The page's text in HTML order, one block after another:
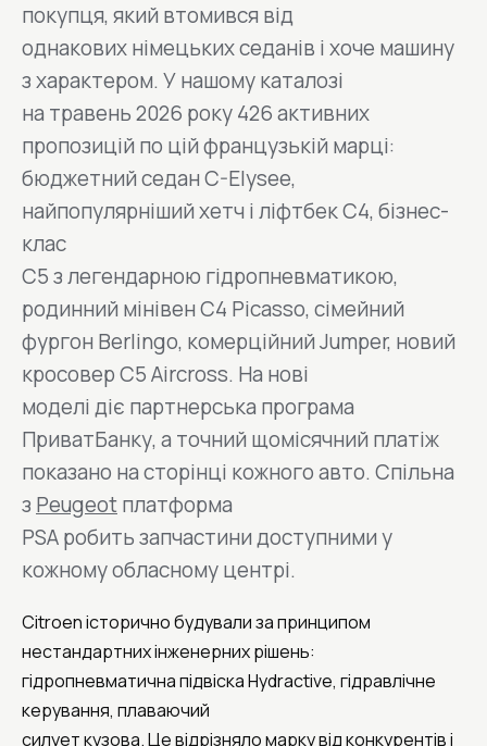
покупця, який втомився від
однакових німецьких седанів і хоче машину
з характером. У нашому каталозі
на травень 2026 року 426 активних
пропозицій по цій французькій марці:
бюджетний седан C-Elysee,
найпопулярніший хетч і ліфтбек C4, бізнес-
клас
C5 з легендарною гідропневматикою,
родинний мінівен C4 Picasso, сімейний
фургон Berlingo, комерційний Jumper, новий
кросовер C5 Aircross. На нові
моделі діє партнерська програма
ПриватБанку, а точний щомісячний платіж
показано на сторінці кожного авто. Спільна
з Peugeotплатформа
PSA робить запчастини доступними у
кожному обласному центрі.
Citroen історично будували за принципом
нестандартних інженерних рішень:
гідропневматична підвіска Hydractive, гідравлічне
керування, плаваючий
силует кузова. Це відрізняло марку від конкурентів і